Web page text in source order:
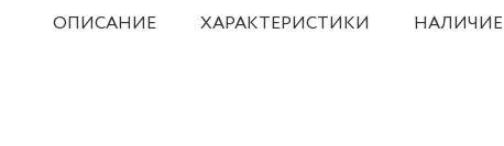
ОПИСАНИЕ ХАРАКТЕРИСТИКИ НАЛИЧИЕ